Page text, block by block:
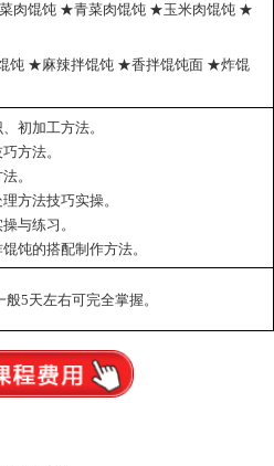
肉馄饨 ★青菜肉馄饨 ★玉米肉馄饨 ★
饨 ★麻辣拌馄饨 ★香拌馄饨面 ★炸馄
初加工方法。
方法。
。
方法技巧实操。
与练习。
饨的搭配制作方法。
般5天左右可完全掌握。